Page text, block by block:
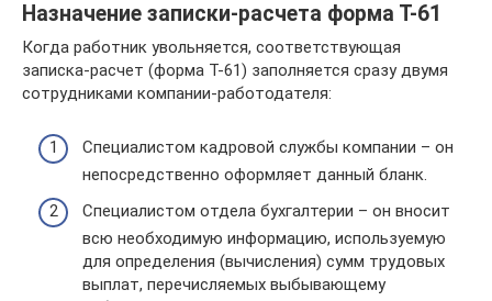
Назначение записки-расчета форма Т-61
Когда работник увольняется, соответствующая
записка-расчет (форма Т-61) заполняется сразу двумя
сотрудниками компании-работодателя:
Специалистом кадровой службы компании – он
непосредственно оформляет данный бланк.
Специалистом отдела бухгалтерии – он вносит
всю необходимую информацию, используемую
для определения (вычисления) сумм трудовых
выплат, перечисляемых выбывающему